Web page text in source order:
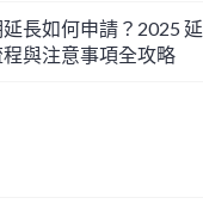
長如何申請？2025 延
與注意事項全攻略